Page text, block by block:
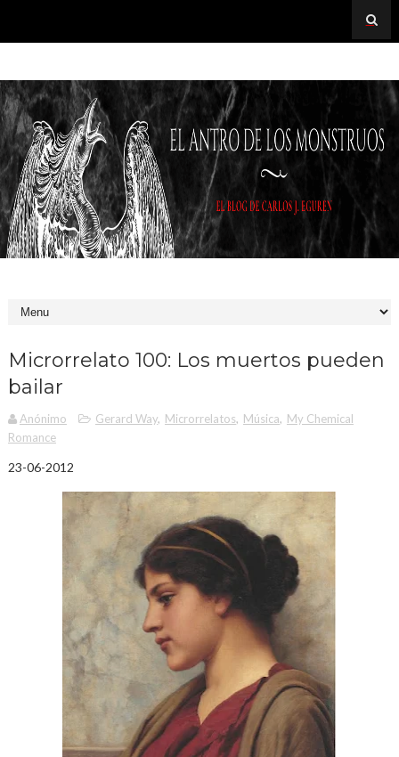
Microrrelato 100: Los muertos pueden
bailar
Anónimo Gerard Way, Microrrelatos, Música, My Chemical
Romance
23-06-2012